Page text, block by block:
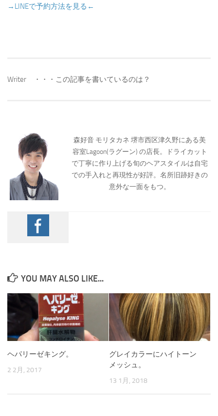
→LINEで予約方法を見る←
Writer ・・・この記事を書いているのは？
森好音 モリタカネ 堺市西区津久野にある美
容室Lagoon(ラグーン) の店長。ドライカット
で丁寧に作り上げる旬のヘアスタイルは自宅
での手入れと再現性が好評。名所旧跡好きの
意外な一面をもつ。
YOU MAY ALSO LIKE...
ヘパリーゼキング。
2 2月, 2017
グレイカラーにハイトーン
メッシュ。
13 1月, 2018